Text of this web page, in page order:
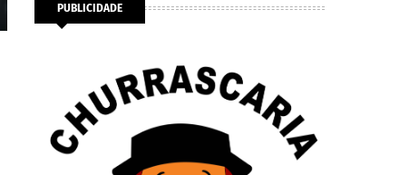
PUBLICIDADE